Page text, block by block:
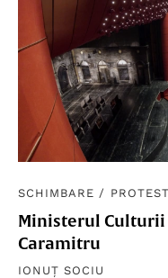
SCHIMBARE / PROTEST
Ministerul Culturii
Caramitru
IONUȚ SOCIU